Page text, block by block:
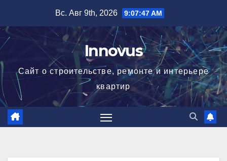
содержимому
Вс. Авг 9th, 2026 9:07:48 AM
Innovus
Сайт о строительстве, ремонте и интерьере
квартир